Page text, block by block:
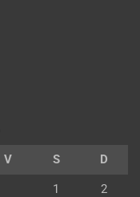
V S D
1 2